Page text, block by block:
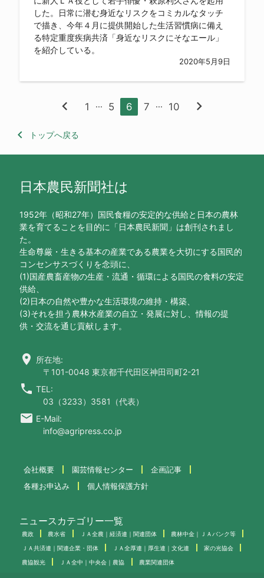
した。日常に潜む身近なリスクをコミカルなタッチ
で描き、今年４月に提供開始した生活習慣病に備え
る特定重度疾病共済「身近なリスクにそなエール」
を紹介している。
2020年5月9日
chevron_left 1 ... 5 6 7 ... 10 chevron_right
keyboard_arrow_left トップへ戻る
日本農民新聞社は
1952年（昭和27年）国民食糧の安定的な供給と日本の農林
業を育てることを目的に「日本農民新聞」は創刊されまし
た。
生命尊厳・生きる基本の産業である農業を大切にする国民的
コンセンサスづくりを念頭に、
(1)国産農畜産物の生産・流通・循環による国民の食料の安定
供給、
(2)日本の自然や豊かな生活環境の維持・構築、
(3)それを担う農林水産業の自立・発展に対し、情報の提
供・交流を通じ貢献します。
location_on 所在地:
〒101-0048 東京都千代田区神田司町2-21
call TEL:
03（3233）3581（代表）
email E-Mail:
info@agripress.co.jp
会社概要 園芸情報センター
企画記事
各種お申込み
個人情報保護方針
ニュースカテゴリー一覧
農政 農水省 ＪＡ全農｜経済連｜関連団体 農林中金｜ＪＡバンク等
ＪＡ共済連｜関連企業・団体 ＪＡ全厚連｜厚生連｜文化連 家の光協会
農協観光 ＪＡ全中｜中央会｜農協 農業関連団体